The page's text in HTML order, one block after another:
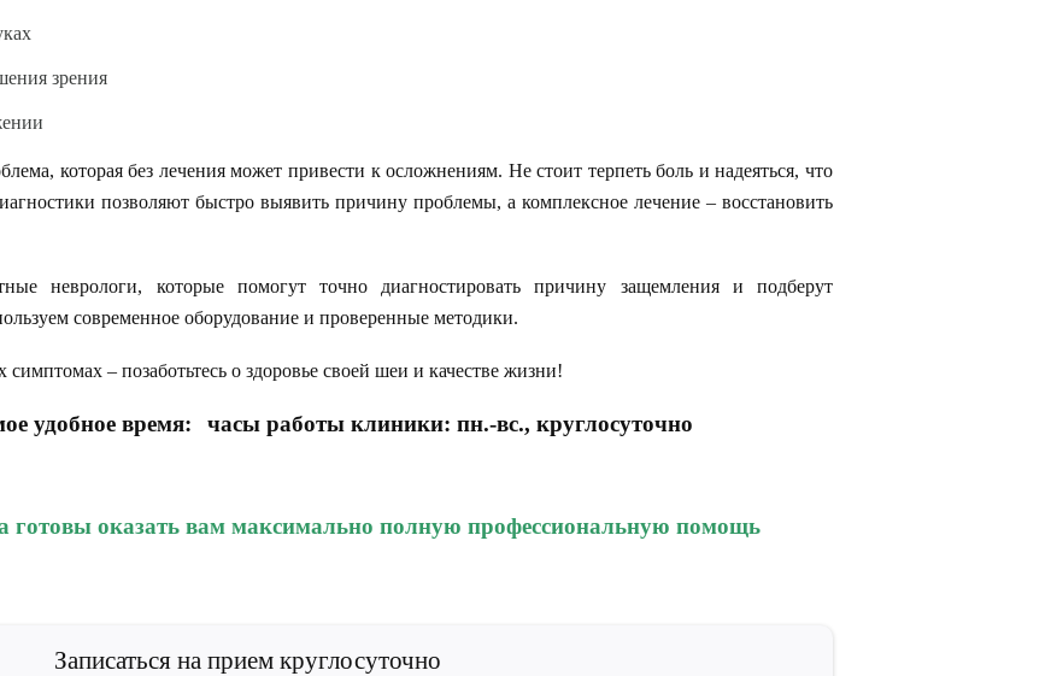
зрения
которая без лечения может привести к осложнениям. Не стоит терпеть боль и надеяться, что
позволяют быстро выявить причину проблемы, а комплексное лечение – восстановить
неврологи, которые помогут точно диагностировать причину защемления и подберут
современное оборудование и проверенные методики.
– позаботьтесь о здоровье своей шеи и качестве жизни!
удобное время: часы работы клиники: пн.-вс., круглосуточно
готовы оказать вам максимально полную профессиональную помощь
Записаться на прием круглосуточно